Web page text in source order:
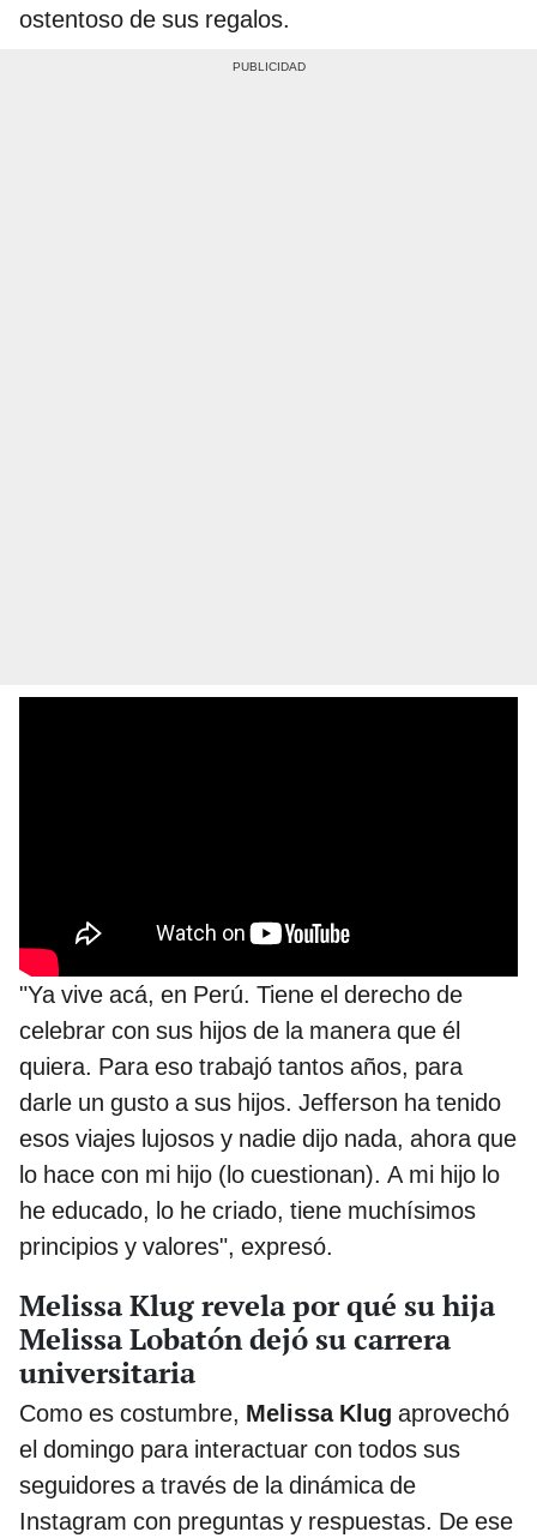
ostentoso de sus regalos.
"Ya vive acá, en Perú. Tiene el derecho de
celebrar con sus hijos de la manera que él
quiera. Para eso trabajó tantos años, para
darle un gusto a sus hijos. Jefferson ha tenido
esos viajes lujosos y nadie dijo nada, ahora que
lo hace con mi hijo (lo cuestionan). A mi hijo lo
he educado, lo he criado, tiene muchísimos
principios y valores", expresó.
Melissa Klug revela por qué su hija
Melissa Lobatón dejó su carrera
universitaria
Como es costumbre, Melissa Klug aprovechó
el domingo para interactuar con todos sus
seguidores a través de la dinámica de
Instagram con preguntas y respuestas. De ese